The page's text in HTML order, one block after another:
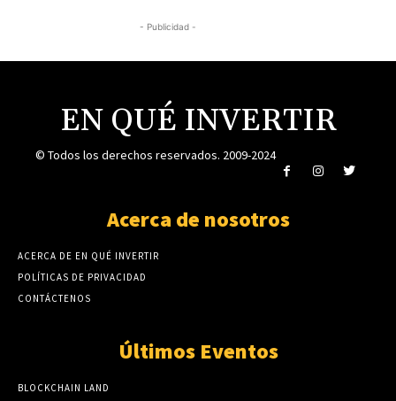
- Publicidad -
EN QUÉ INVERTIR
© Todos los derechos reservados. 2009-2024
Acerca de nosotros
ACERCA DE EN QUÉ INVERTIR
POLÍTICAS DE PRIVACIDAD
CONTÁCTENOS
Últimos Eventos
BLOCKCHAIN LAND